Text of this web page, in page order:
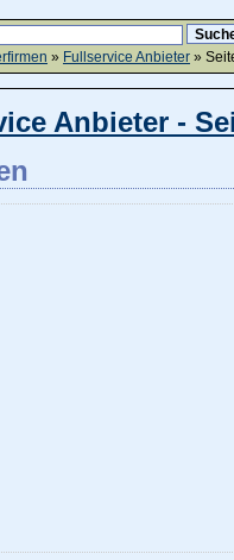
» Fullservice Anbieter »
Anbieter -